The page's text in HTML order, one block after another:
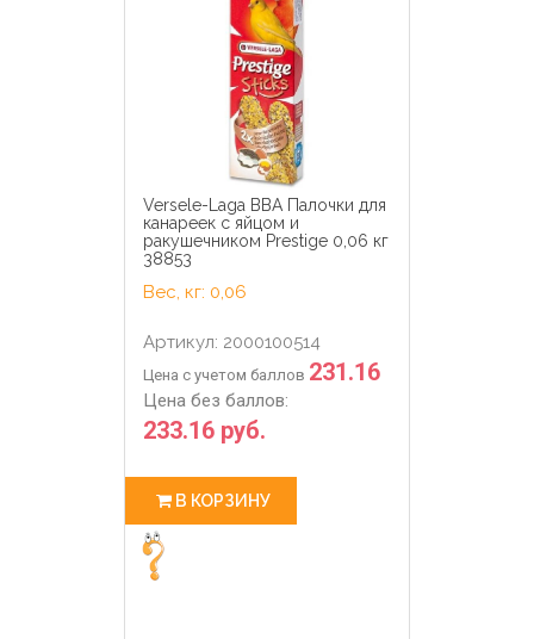
Versele-Laga ВВА Палочки для
канареек с яйцом и
ракушечником Prestige 0,06 кг
38853
Вес, кг: 0,06
Артикул: 2000100514
Цена с учетом баллов 231.16
Цена без баллов:
233.16 руб.
В КОРЗИНУ